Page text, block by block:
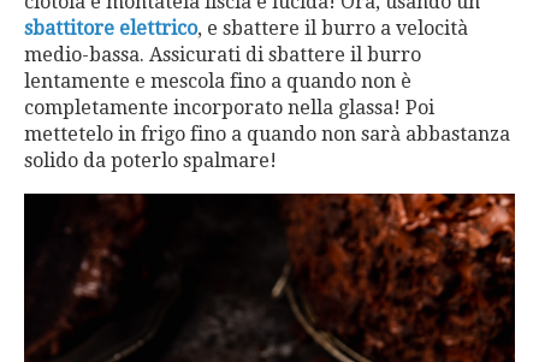
sbattitore elettrico, e sbattere il burro a velocità
medio-bassa. Assicurati di sbattere il burro
lentamente e mescola fino a quando non è
completamente incorporato nella glassa! Poi
mettetelo in frigo fino a quando non sarà abbastanza
solido da poterlo spalmare!